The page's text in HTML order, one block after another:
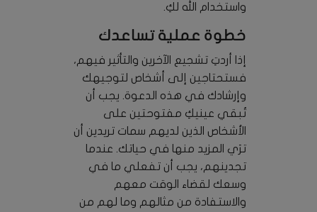
واستخدام الله لكِ.
خطوة عملية تساعدك
إذا أردتِ تشجيع الآخرين والتأثير فيهم،
فستحتاجين إلى أشخاص لتوجيهك
وإرشادك في هذه الدعوة. يجب أن
تُبقي عينيكِ مفتوحتين على
الأشخاص الذين لديهم سمات تريدين أن
ترَي المزيد منها في حياتك. عندما
تجدينهم، يجب أن تفعلي ما في
وسعك لقضاء الوقت معهم
والاستفادة من مثالهم وما لهم من